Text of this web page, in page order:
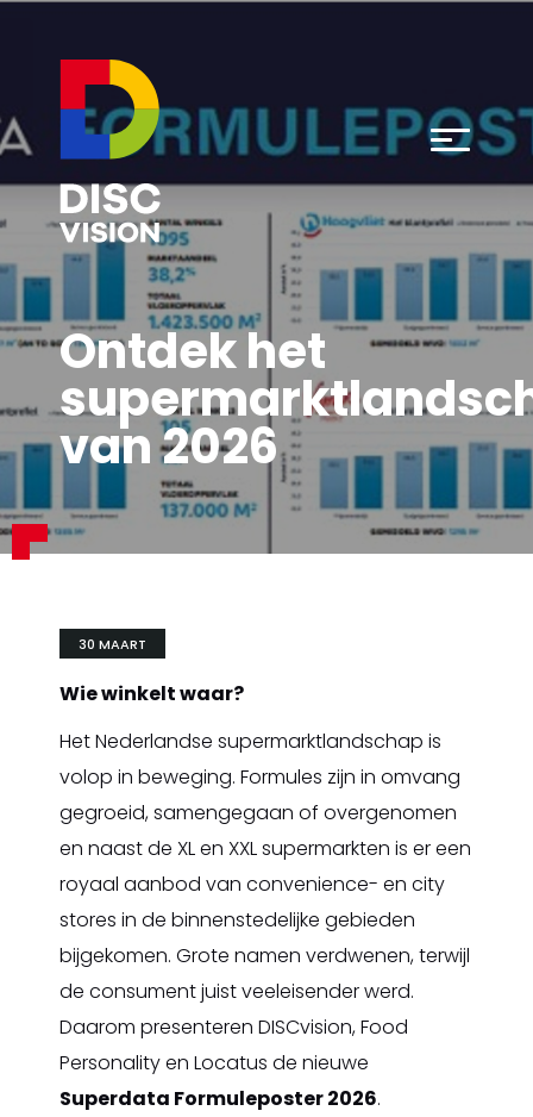
Ontdek het
van 2026
30 MAART
Wie winkelt waar?
Het Nederlandse supermarktlandschap is
volop in beweging. Formules zijn in omvang
gegroeid, samengegaan of overgenomen
en naast de XL en XXL supermarkten is er een
royaal aanbod van convenience- en city
stores in de binnenstedelijke gebieden
bijgekomen. Grote namen verdwenen, terwijl
de consument juist veeleisender werd.
Daarom presenteren DISCvision, Food
Personality en Locatus de nieuwe
Superdata Formuleposter 2026.